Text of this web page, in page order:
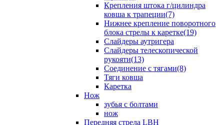
Крепления штока г/цилиндра
ковша к трапеции(7)
Нижнее крепление поворотного
блока стрелы к каретке(19)
Слайдеры аутригера
Слайдеры телескопической
рукояти(13)
Соединение с тягами(8)
Тяги ковша
Каретка
Нож
зубья с болтами
нож
Передняя стрела LBH